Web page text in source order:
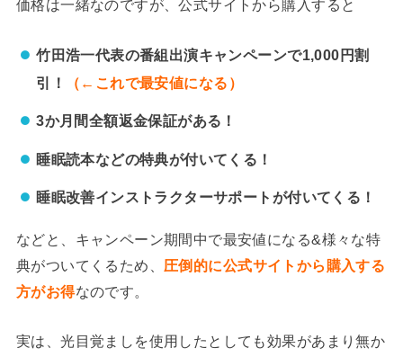
価格は一緒なのですが、公式サイトから購入すると
竹田浩一代表の番組出演キャンペーンで1,000円割
引！
（←これで最安値になる）
3か月間全額返金保証がある！
睡眠読本などの特典が付いてくる！
睡眠改善インストラクターサポートが付いてくる！
などと、キャンペーン期間中で最安値になる&様々な特
典がついてくるため、 圧倒的に公式サイトから購入する
方がお得なのです。
実は、光目覚ましを使用したとしても効果があまり無か